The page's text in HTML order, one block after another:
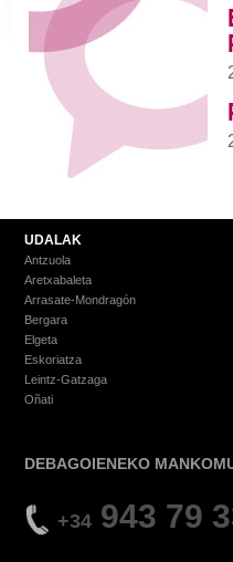
UDALAK
Antzuola
Aretxabaleta
Arrasate-Mondragón
Bergara
Elgeta
Eskoriatza
Leintz-Gatzaga
Oñati
DEBAGOIENEKO
+34 943 79